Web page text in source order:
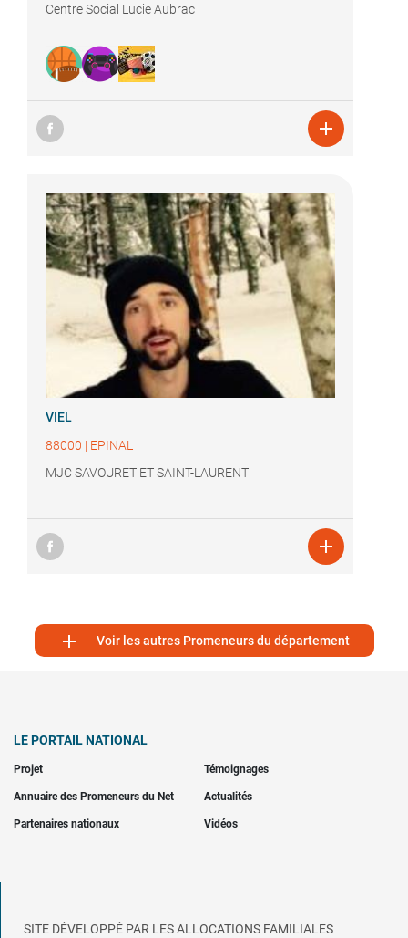
Centre Social Lucie Aubrac

VIEL
88000 | EPINAL
MJC SAVOURET ET SAINT-LAURENT

 Voir les autres Promeneurs du département
LE PORTAIL NATIONAL
Projet Témoignages
Annuaire des Promeneurs du Net Actualités
Partenaires nationaux Vidéos
SITE DÉVELOPPÉ PAR LES ALLOCATIONS FAMILIALES